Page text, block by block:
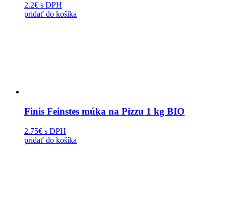
2.2€ s DPH
pridať do košíka
Finis Feinstes múka na Pizzu 1 kg BIO
2.75€ s DPH
pridať do košíka